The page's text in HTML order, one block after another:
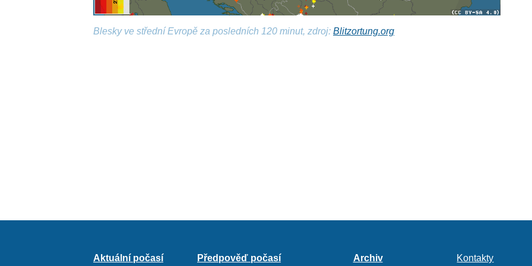
Blesky ve střední Evropě za posledních 120 minut, zdroj:Blitzortung.org
Aktuální počasí Předpověď počasí Archiv Kontakty